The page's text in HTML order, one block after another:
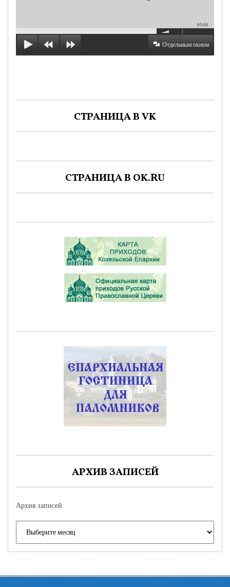
00:00
Отдельным окном
СТРАНИЦА В VK
СТРАНИЦА В OK.RU
АРХИВ ЗАПИСЕЙ
Архив записей